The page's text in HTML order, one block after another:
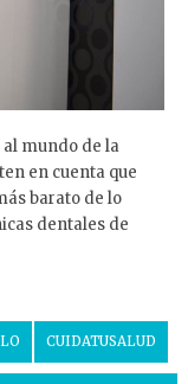
al mundo de la
en cuenta que
barato de lo
dentales de
CUIDATUSALUD